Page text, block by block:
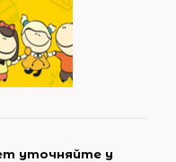
уточняйте у